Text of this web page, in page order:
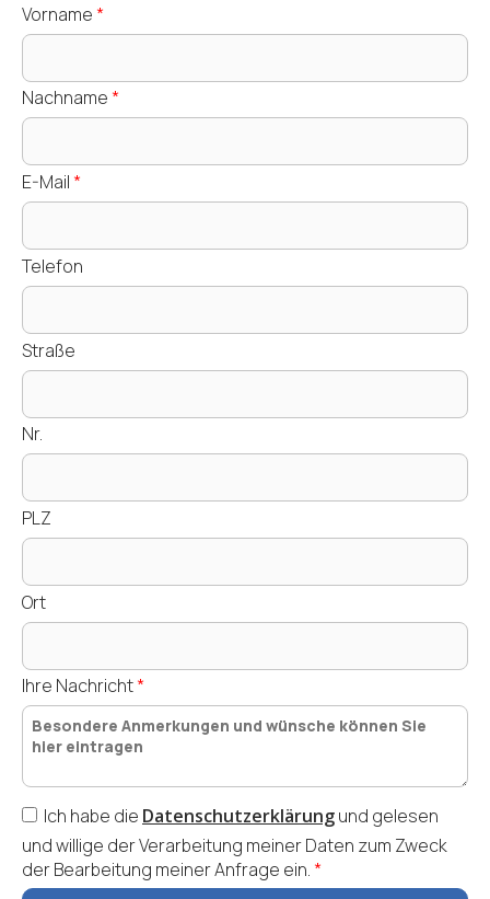
Vorname *
Nachname *
E-Mail *
Telefon
Straße
Nr.
PLZ
Ort
Ihre Nachricht*
Ich habe die Datenschutzerklärungund gelesen
und willige der Verarbeitung meiner Daten zum Zweck
der Bearbeitung meiner Anfrage ein. *